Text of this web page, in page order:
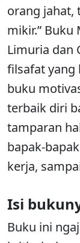
orang jahat,
mikir.” Buku
Limuria dan
filsafat yang
buku
terbaik diri
tamparan
bapak-
kerja,
Isi
Buku ini